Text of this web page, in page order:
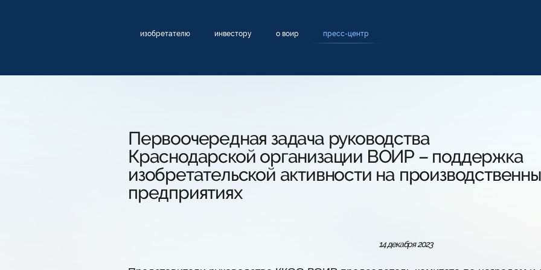
изобретателю инвестору о воир пресс-центр
Первоочередная задача руководства
Краснодарской организации ВОИР – поддержка
изобретательской активности на
предприятиях
14 декабря 2023